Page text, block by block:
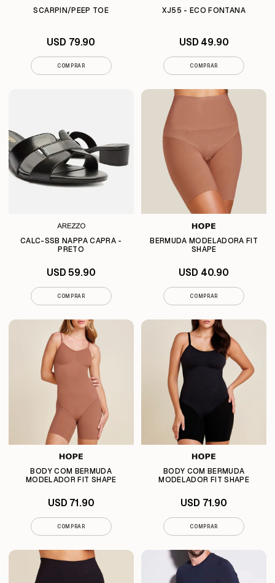
SCARPIN/PEEP TOE
USD 79.90
COMPRAR
XJ55 - ECO FONTANA
USD 49.90
COMPRAR
CALC-SSB NAPPA CAPRA -
PRETO
USD 59.90
COMPRAR
BERMUDA MODELADORA FIT
SHAPE
USD 40.90
COMPRAR
BODY COM BERMUDA
MODELADOR FIT SHAPE
USD 71.90
COMPRAR
BODY COM BERMUDA
MODELADOR FIT SHAPE
USD 71.90
COMPRAR